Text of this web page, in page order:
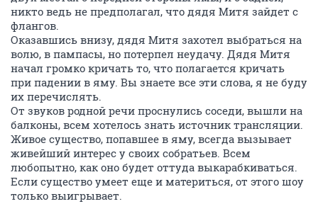
никто ведь не предполагал, что дядя Митя зайдет с
флангов.
Оказавшись внизу, дядя Митя захотел выбраться на
волю, в пампасы, но потерпел неудачу. Дядя Митя
начал громко кричать то, что полагается кричать
при падении в яму. Вы знаете все эти слова, я не буду
их перечислять.
От звуков родной речи проснулись соседи, вышли на
балконы, всем хотелось знать источник трансляции.
Живое существо, попавшее в яму, всегда вызывает
живейший интерес у своих собратьев. Всем
любопытно, как оно будет оттуда выкарабкиваться.
Если существо умеет еще и материться, от этого шоу
только выигрывает.